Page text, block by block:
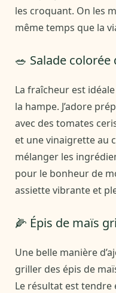
les croquant. On les
même temps que la
🥗 Salade colorée
La fraîcheur est
la hampe. J’adore
avec des tomates
et une vinaigrette au
mélanger les
pour le bonheur de
assiette vibrante et
🌽 Épis de maïs
Une belle manière
griller des épis de
Le résultat est